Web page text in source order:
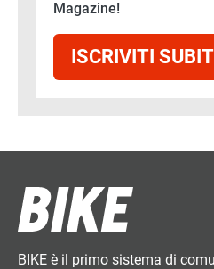
Magazine!
ISCRIVITI
BIKE è il primo sistema di